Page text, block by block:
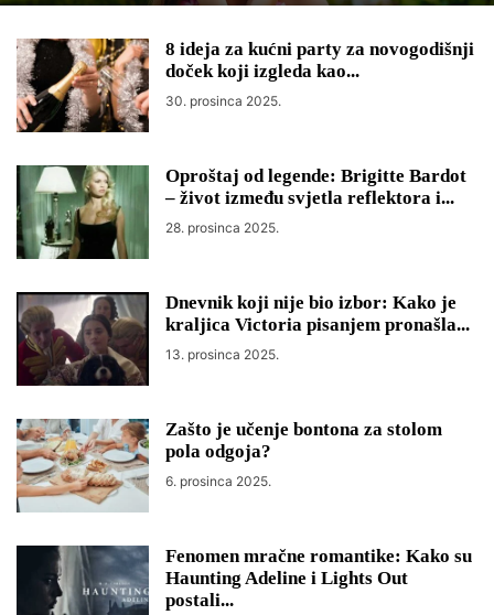
8 ideja za kućni party za novogodišnji
doček koji izgleda kao...
30. prosinca 2025.
Oproštaj od legende: Brigitte Bardot
– život između svjetla reflektora i...
28. prosinca 2025.
Dnevnik koji nije bio izbor: Kako je
kraljica Victoria pisanjem pronašla...
13. prosinca 2025.
Zašto je učenje bontona za stolom
pola odgoja?
6. prosinca 2025.
Fenomen mračne romantike: Kako su
Haunting Adeline i Lights Out
postali...